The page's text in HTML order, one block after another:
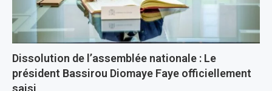
Dissolution de l’assemblée nationale : Le
président Bassirou Diomaye Faye officiellement
saisi